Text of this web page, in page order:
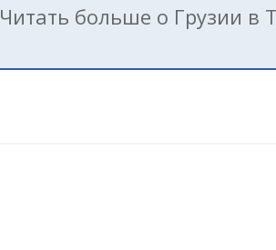
Читать больше о Грузии в